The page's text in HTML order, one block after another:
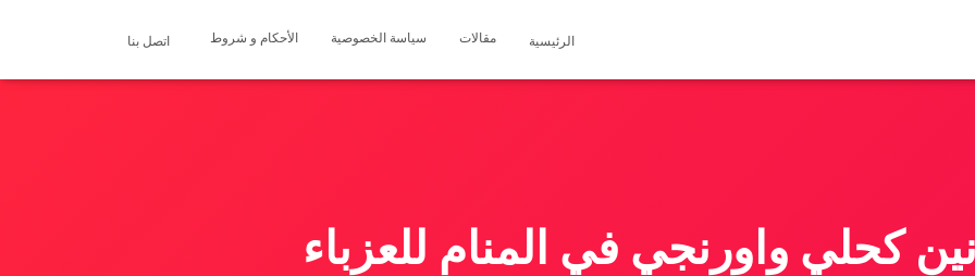
الرئيسية مقالات سياسة الخصوصية الأحكام و شروط اتصل بنا
كحلي واورنجي في المنام للعزباء